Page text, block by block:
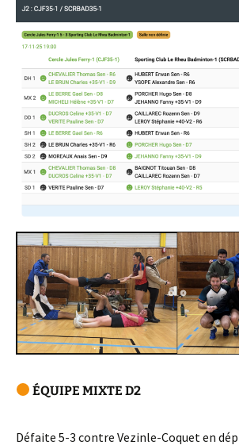
ÉQUIPE MIXTE D2
Défaite 5-3 contre Vezinle-Coquet en